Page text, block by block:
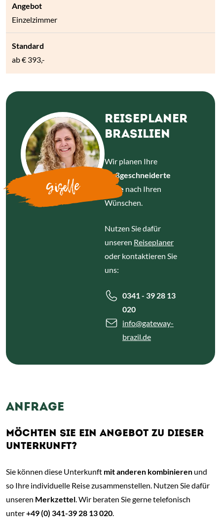
Einzelzimmer
ab€ 393,-
Giselle
REISEPLANER
BRASILIEN
Wir planen Ihre
maßgeschneiderte
Reise nach Ihren
Wünschen.
Nutzen Sie dafür
unseren Reiseplaner
oder kontaktieren Sie
uns:
0341 - 39 28 13
020
info@gateway-
brazil.de
ANFRAGE
MÖCHTEN SIE EIN ANGEBOT ZU DIESER
UNTERKUNFT?
Sie können diese Unterkunft mit anderen kombinieren und
so Ihre individuelle Reise zusammenstellen. Nutzen Sie dafür
unseren Merkzettel . Wir beraten Sie gerne telefonisch
unter+49 (0) 341-39 28 13 020